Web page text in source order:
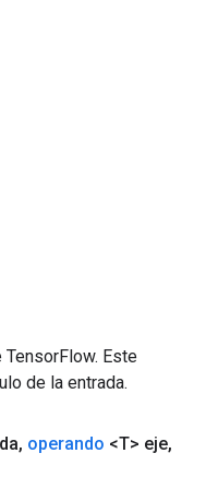
Este
de la entrada.
, operando <T> eje,